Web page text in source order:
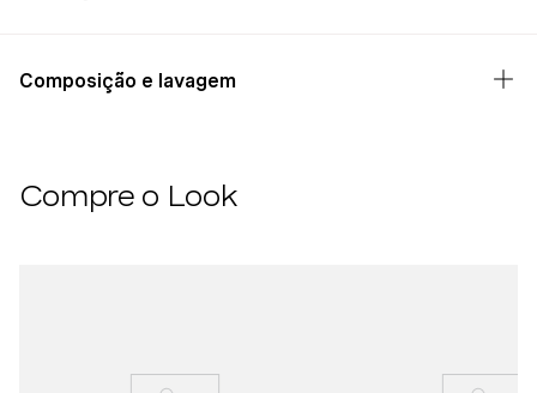
Composição e lavagem
Compre o Look